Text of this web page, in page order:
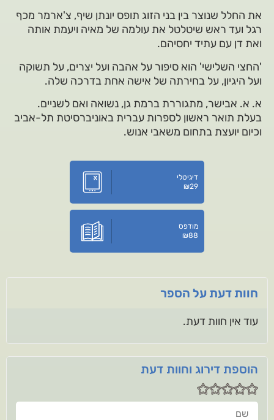
את החלל שנוצר בין בני הזוג תופס יונתן שיף, צ'ארמר מכף
רגל ועד ראש שיטלטל את עולמה של מאיה ויעמת אותה
ואת דן עם עתיד יחסיהם.
'החצי השלישי' הוא סיפור על אהבה ועל יצרים, על תשוקה
ועל היגיון, על בחירתה של אישה אחת בדרכה שלה.
א. א. אבישר, מתגוררת ברמת גן, נשואה ואם לשניים.
בעלת תואר ראשון לספרות עברית באוניברסיטת תל-אביב
וכיום יועצת בתחום משאבי אנוש.
דיגיטלי
₪29
מודפס
₪88
חוות דעת על הספר
עוד אין חוות דעת.
הוספת דירוג וחוות דעת
שם